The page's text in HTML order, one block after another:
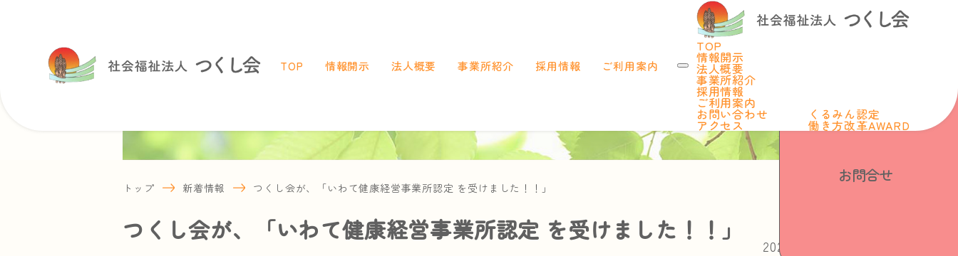
TOP 情報開示 法人概要 事業所紹介 採用情報 ご利用案内
TOP
情報開示
法人概要
事業所紹介
採用情報
ご利用案内
お問い合わせ
アクセス
くるみん認定
働き方改革AWARD
トップ 新着情報 つくし会が、「いわて健康経営事業所認定 を受けました！！」
つくし会が、「いわて健康経営事業所認定 を受けました！！」
2025.04.01
お問合せ